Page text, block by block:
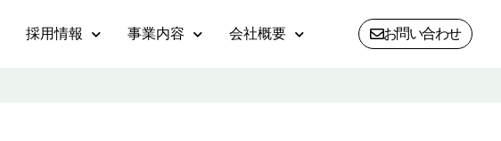
採用情報 事業内容 会社概要 お問い合わせ